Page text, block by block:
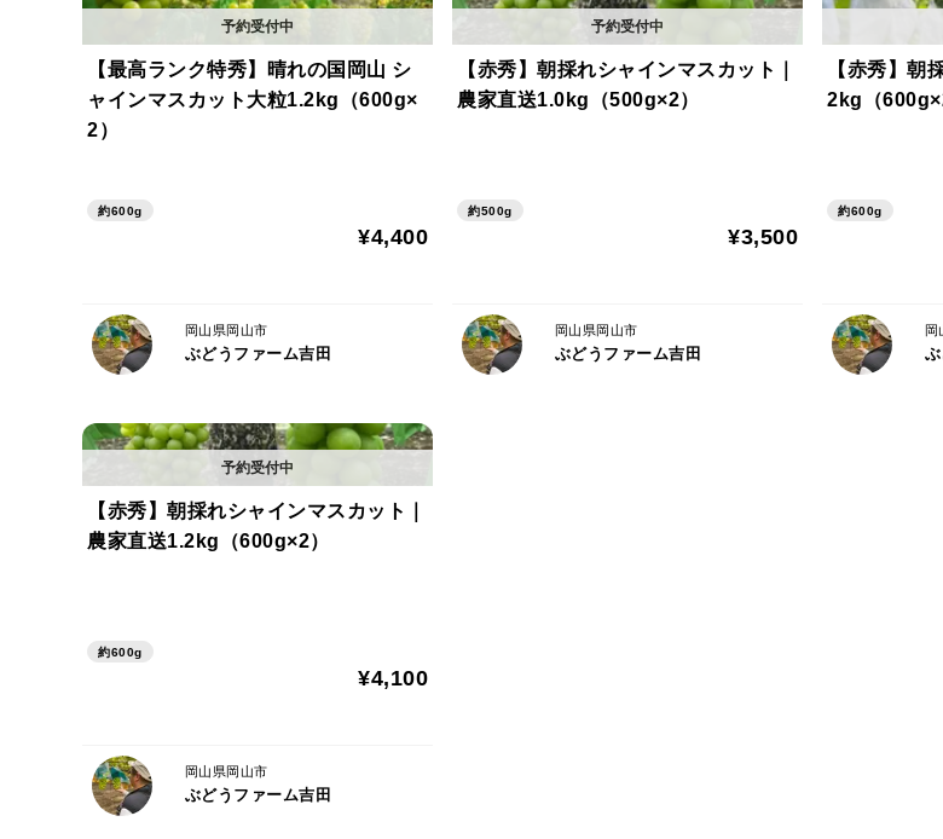
房が大きいほど粒も大きく
最も美味しいタイミング
※果物は自然のものですの
※北海道・沖縄・一部離島
【最高ランク特秀】晴れの国岡山 シ
ャインマスカット大粒1.2kg（600g×
2）
約600g
¥4,400
岡山県岡山市
ぶどうファーム吉田
【赤秀】朝採れシャインマスカット｜
農家直送1.0kg（500g×2）
約500g
¥3,500
岡山県岡山市
ぶどうファーム吉田
【赤秀】朝
2kg（
約600g
岡
【赤秀】朝採れシャインマスカット｜
農家直送1.2kg（600g×2）
約600g
¥4,100
岡山県岡山市
ぶどうファーム吉田